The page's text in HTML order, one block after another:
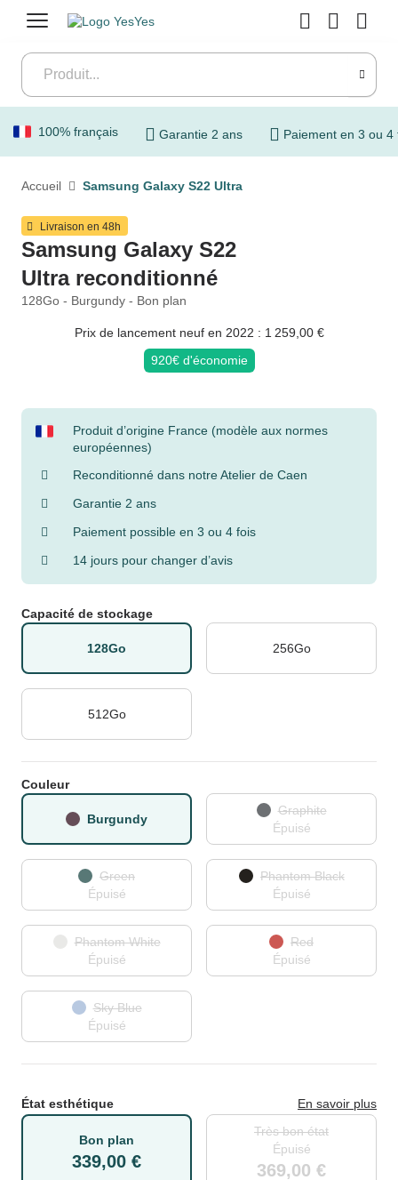
100% français Garantie 2 ans Paiement en 3 ou 4
Accueil Samsung Galaxy S22 Ultra
Livraison en 48h
Samsung Galaxy S22
Ultra reconditionné
128Go - Burgundy - Bon plan
Prix de lancement neuf en 2022 : 1 259,00 €
920€ d'économie
Produit d’origine France (modèle aux normes
européennes)
Reconditionné dans notre Atelier de Caen
Garantie 2 ans
Paiement possible en 3 ou 4 fois
14 jours pour changer d’avis
Capacité de stockage
128Go 256Go
512Go
Couleur
Burgundy
Graphite
Épuisé
Green
Épuisé
Phantom Black
Épuisé
Phantom White
Épuisé
Red
Épuisé
Sky Blue
Épuisé
État esthétique En savoir plus
Bon plan
339,00 €
Très bon état
Épuisé
369,00 €